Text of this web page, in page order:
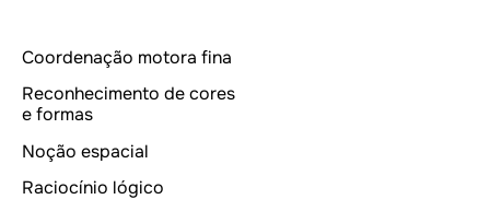
Coordenação motora fina
Reconhecimento de cores
e formas
Noção espacial
Raciocínio lógico